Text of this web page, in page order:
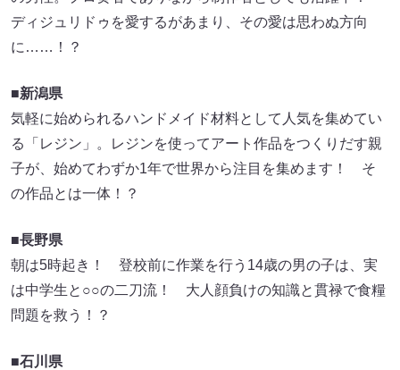
ディジュリドゥを愛するがあまり、その愛は思わぬ方向
に……！？
■新潟県
気軽に始められるハンドメイド材料として人気を集めてい
る「レジン」。レジンを使ってアート作品をつくりだす親
子が、始めてわずか1年で世界から注目を集めます！ そ
の作品とは一体！？
■長野県
朝は5時起き！ 登校前に作業を行う14歳の男の子は、実
は中学生と○○の二刀流！ 大人顔負けの知識と貫禄で食糧
問題を救う！？
■石川県